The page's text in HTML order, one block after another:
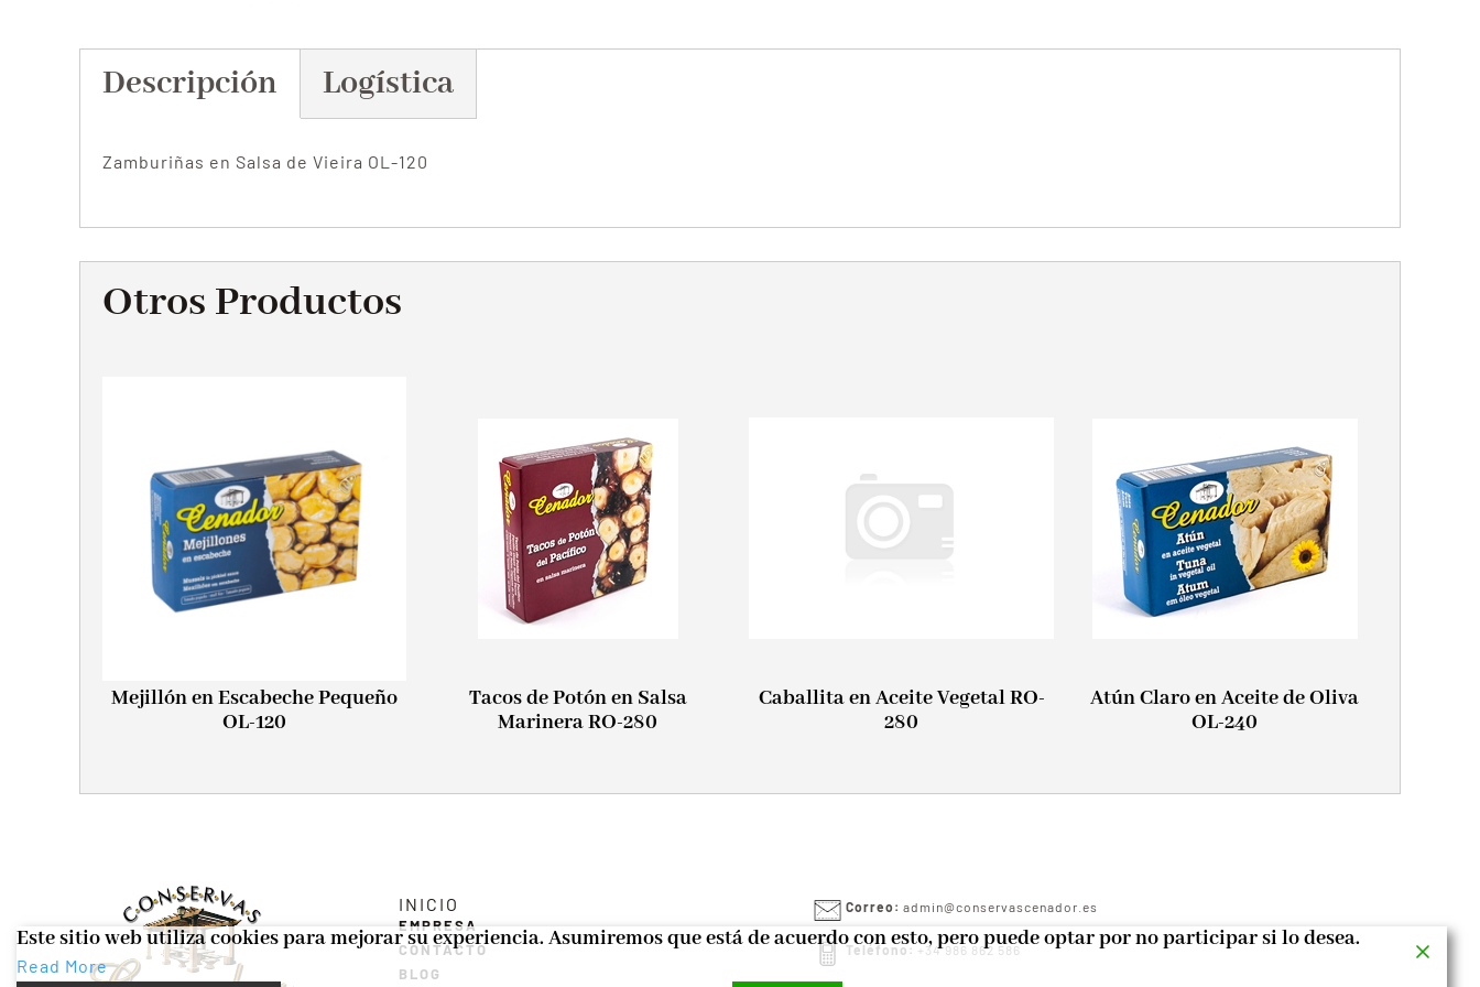
Descripción Logística
Zamburiñas en Salsa de Vieira OL-120
Otros Productos
Mejillón en Escabeche Pequeño
OL-120
Tacos de Potón en Salsa
Marinera RO-280
Caballita en Aceite Vegetal RO-
280
Atún Claro en Aceite de Oliva
OL-240
INICIO
EMPRESA
CONTACTO
BLOG
Correo: admin@conservascenador.es
Teléfono: +34 986 862 586
Este sitio web utiliza cookies para mejorar su experiencia. Asumiremos que está de acuerdo con esto, pero puede optar por no participar si lo desea.
Read More